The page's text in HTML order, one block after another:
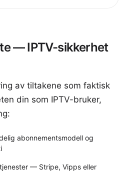
— IPTV-sikkerhet
av tiltakene som faktisk
din som IPTV-bruker,
abonnementsmodell og
— Stripe, Vipps eller